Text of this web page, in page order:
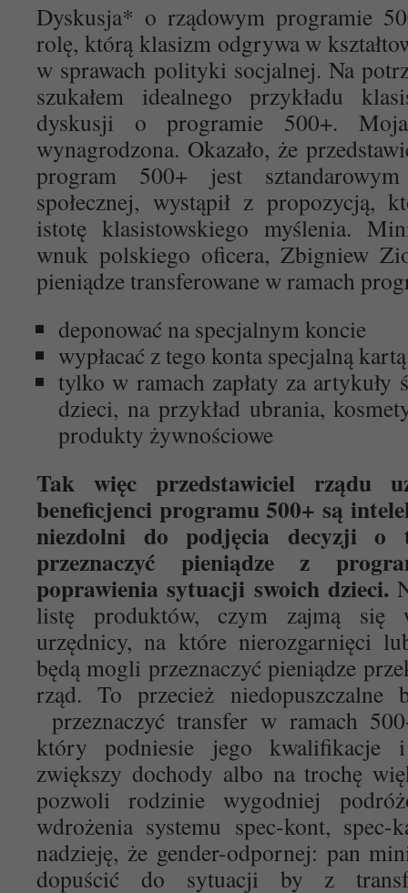
Dyskusja* o rządowym programie
rolę, którą klasizm odgrywa w
w sprawach polityki socjalnej. Na
szukałem idealnego przykładu
dyskusji o programie 500+. Moja
wynagrodzona. Okazało, że
program 500+ jest
społecznej, wystąpił z propozycją,
istotę klasistowskiego myślenia.
wnuk polskiego oficera, Zbigniew
pieniądze transferowane w ramach
deponować na specjalnym koncie
wypłacać z tego konta specjalną
tylko w ramach zapłaty za artykuły
dzieci, na przykład ubrania,
produkty żywnościowe
Tak więc przedstawiciel rządu
beneficjenci programu 500+ są
niezdolni do podjęcia decyzji
przeznaczyć pieniądze z
poprawienia sytuacji swoich dzieci.
listę produktów, czym zajmą się
urzędnicy, na które nierozgarnięci
będą mogli przeznaczyć pieniądze
rząd. To przecież niedopuszczalne
przeznaczyć transfer w ramach
który podniesie jego kwalifikacje
zwiększy dochody albo na trochę
pozwoli rodzinie wygodniej
wdrożenia systemu spec-kont,
nadzieję, że gender-odpornej: pan
dopuścić do sytuacji by z